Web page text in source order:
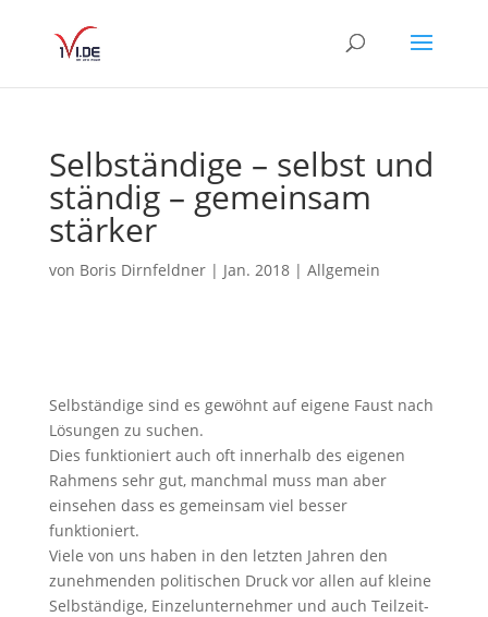
Selbständige – selbst und
ständig – gemeinsam
stärker
von Boris Dirnfeldner| Jan. 2018| Allgemein
Selbständige sind es gewöhnt auf eigene Faust nach
Lösungen zu suchen.
Dies funktioniert auch oft innerhalb des eigenen
Rahmens sehr gut, manchmal muss man aber
einsehen dass es gemeinsam viel besser
funktioniert.
Viele von uns haben in den letzten Jahren den
zunehmenden politischen Druck vor allen auf kleine
Selbständige, Einzelunternehmer und auch Teilzeit-